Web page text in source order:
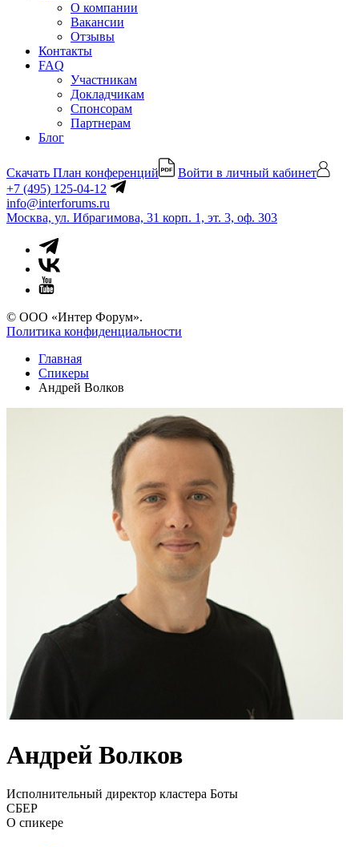
О компании
Вакансии
Отзывы
Контакты
FAQ
Участникам
Докладчикам
Спонсорам
Партнерам
Блог
Скачать План конференций
Войти в личный кабинет
+7 (495) 125-04-12
info@interforums.ru
Москва, ул. Ибрагимова, 31 корп. 1, эт. 3, оф. 303
© ООО «Интер Форум».
Политика конфиденциальности
Главная
Спикеры
Андрей Волков
Андрей Волков
Исполнительный директор кластера Боты
СБЕР
О спикере